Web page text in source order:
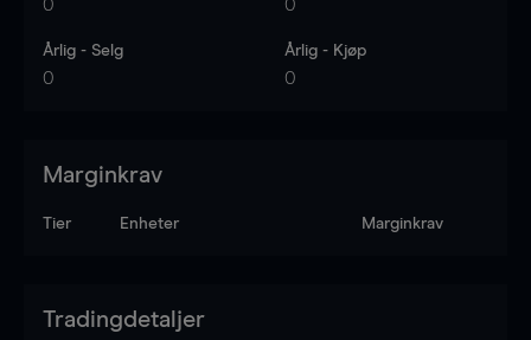
0 0
Årlig - Selg
0
Årlig - Kjøp
0
Marginkrav
Tier Enheter Marginkrav
Tradingdetaljer